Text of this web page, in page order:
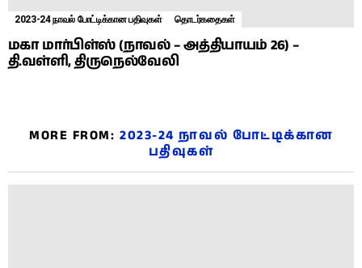
2023-24 நாவல் போட்டிக்கான பதிவுகள் தொடர்கதைகள்
மகா மார்பிள்ஸ் (நாவல் – அத்தியாயம் 26) –
தி.வள்ளி, திருநெல்வேலி
MORE FROM:2023-24 நாவல் போட்டிக்கான
பதிவுகள்